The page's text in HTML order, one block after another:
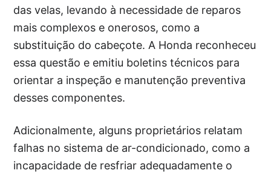
das velas, levando à necessidade de reparos
mais complexos e onerosos, como a
substituição do cabeçote. A Honda reconheceu
essa questão e emitiu boletins técnicos para
orientar a inspeção e manutenção preventiva
desses componentes.
Adicionalmente, alguns proprietários relatam
falhas no sistema de ar-condicionado, como a
incapacidade de resfriar adequadamente o